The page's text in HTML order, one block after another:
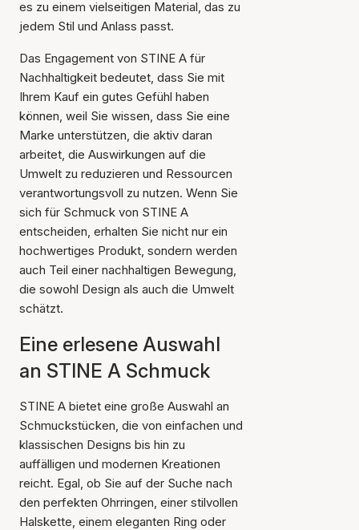
es zu einem vielseitigen Material, das zu
jedem Stil und Anlass passt.
Das Engagement von STINE A für
Nachhaltigkeit bedeutet, dass Sie mit
Ihrem Kauf ein gutes Gefühl haben
können, weil Sie wissen, dass Sie eine
Marke unterstützen, die aktiv daran
arbeitet, die Auswirkungen auf die
Umwelt zu reduzieren und Ressourcen
verantwortungsvoll zu nutzen. Wenn Sie
sich für Schmuck von STINE A
entscheiden, erhalten Sie nicht nur ein
hochwertiges Produkt, sondern werden
auch Teil einer nachhaltigen Bewegung,
die sowohl Design als auch die Umwelt
schätzt.
Eine erlesene Auswahl
an STINE A Schmuck
STINE A bietet eine große Auswahl an
Schmuckstücken, die von einfachen und
klassischen Designs bis hin zu
auffälligen und modernen Kreationen
reicht. Egal, ob Sie auf der Suche nach
den perfekten Ohrringen, einer stilvollen
Halskette, einem eleganten Ring oder